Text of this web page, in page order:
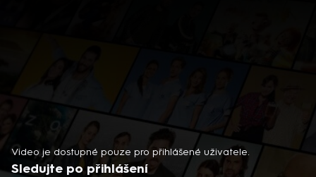
Video je dostupné pouze pro přihlášené uživatele.
Sledujte po přihlášení